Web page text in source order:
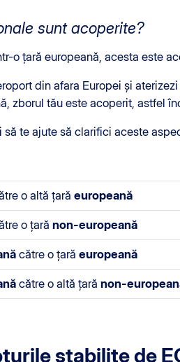
sunt acoperite?
o țară europeană, acesta este
din afara Europei și
zborul tău este acoperit, astfel
să te ajute să clarifici aceste
o altă țară europeană
o țară non-europeană
către o țară europeană
către o altă țară non-
stabilite de